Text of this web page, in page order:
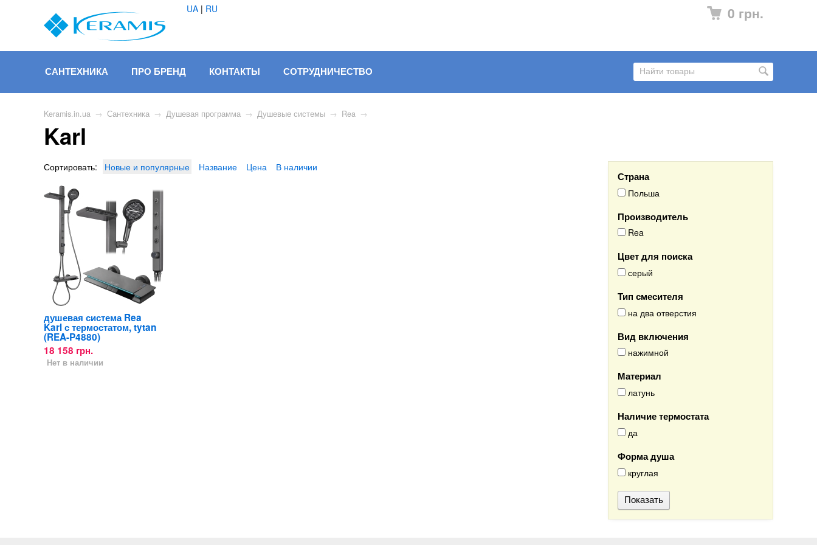
0 грн.
UA | RU
САНТЕХНИКА ПРО БРЕНД КОНТАКТЫ СОТРУДНИЧЕСТВО
Keramis.in.ua → Сантехника → Душевая программа → Душевые системы → Rea →
Karl
Страна
Польша
Производитель
Rea
Цвет для поиска
серый
Тип смесителя
на два отверстия
Вид включения
нажимной
Материал
латунь
Наличие термостата
да
Форма душа
круглая
Сортировать: Новые и популярные Название Цена В наличии
душевая система Rea
Karl с термостатом, tytan
(REA-P4880)
18 158 грн.
Нет в наличии